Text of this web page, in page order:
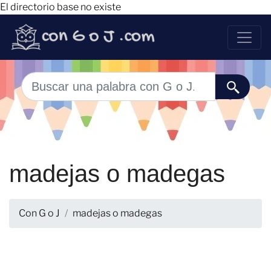
El directorio base no existe
madejas o madegas
Con G o J madejas o madegas